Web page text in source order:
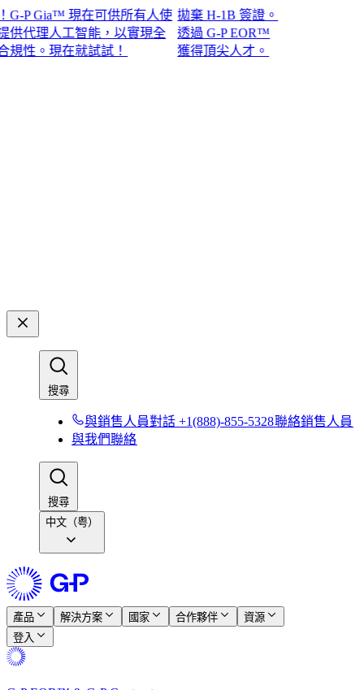
Gia™ 現在可供所有人使
理人工智能，以實現全
。現在就試試！​​
拋棄 H-1B 簽證。
透過 G-P EOR™
獲得頂尖人才。​​
搜尋​​
與銷售人員對話 +1(888)-855-5328​​聯絡銷售人員​​
與我們聯絡​​
搜尋​​
中文（粤）
產品​​ 解決方案​​ 國家​​ 合作夥伴​​
資源​​
登入​​